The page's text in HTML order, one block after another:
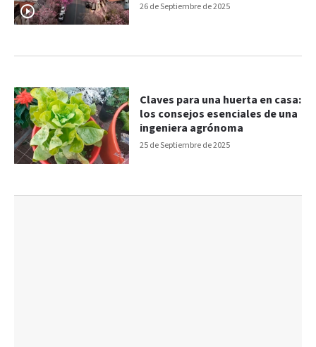
26 de Septiembre de 2025
25 de Septiembre de 2025
Claves para una huerta en casa:
los consejos esenciales de una
ingeniera agrónoma